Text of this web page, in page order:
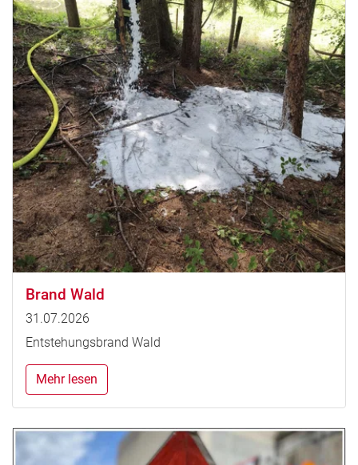
Brand Wald
31.07.2026
Entstehungsbrand Wald
Mehr lesen